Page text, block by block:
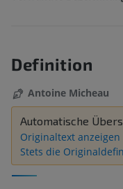
Definition
Antoine Micheau
Automatische
Originaltext anzeigen
Stets die